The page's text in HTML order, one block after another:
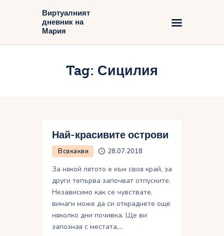
Виртуалният
дневник на
Мария
Tag: Сицилия
Виртуалният дневник на Мария
Най-красивите острови
Всякакви 28.07.2018
За някой лятото е към своя край, за
други тепърва започват отпуските.
Независимо как се чувствате,
винаги може да си откраднете още
няколко дни почивка. Ще ви
запозная с местата,…